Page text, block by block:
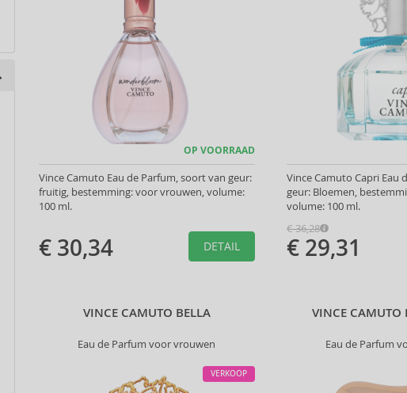
OP VOORRAAD
Vince Camuto Eau de Parfum, soort van geur:
fruitig, bestemming: voor vrouwen, volume:
100 ml.
€ 30,34 DETAIL
Vince Camuto Capri Eau
geur: Bloemen,
volume: 100 ml.
€ 36,28
€ 29,31
VINCE CAMUTO BELLA
Eau de Parfum voor vrouwen
VERKOOP
VINCE CAMUTO
Eau de Parfum